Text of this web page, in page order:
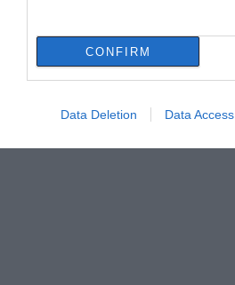
CONFIRM
Data Deletion Data Access